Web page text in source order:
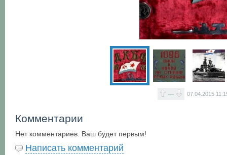
— 07.04.2015
Комментарии
Нет комментариев. Ваш будет первым!
Написать комментарий